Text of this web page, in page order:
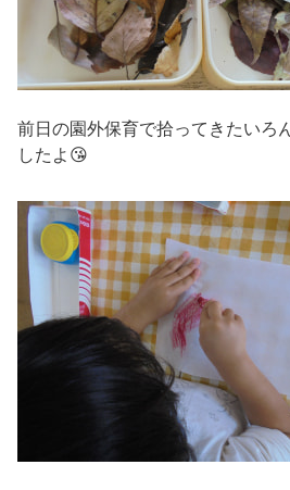
前日の園外保育で拾ってきたいろ
したよ😘